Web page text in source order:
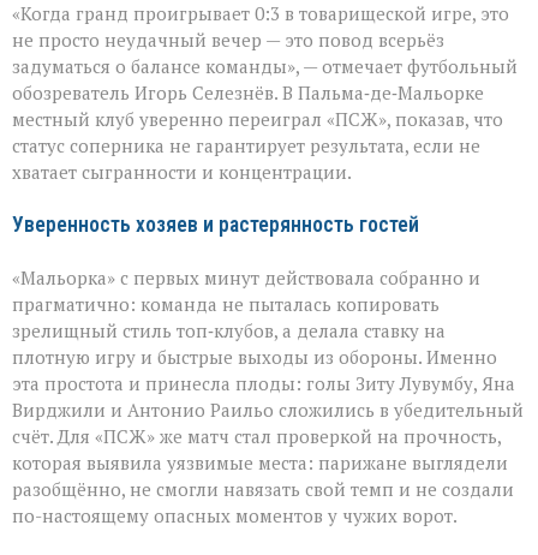
сюрприз
в
Пальме:
«Мальорка»
преподала
урок
«ПСЖ»
«Когда гранд проигрывает 0:3 в товарищеской игре, это
не просто неудачный вечер — это повод всерьёз
задуматься о балансе команды», — отмечает футбольный
обозреватель Игорь Селезнёв. В Пальма‑де‑Мальорке
местный клуб уверенно переиграл «ПСЖ», показав, что
статус соперника не гарантирует результата, если не
хватает сыгранности и концентрации.
Уверенность хозяев и растерянность гостей
«Мальорка» с первых минут действовала собранно и
прагматично: команда не пыталась копировать
зрелищный стиль топ‑клубов, а делала ставку на
плотную игру и быстрые выходы из обороны. Именно
эта простота и принесла плоды: голы Зиту Лувумбу, Яна
Вирджили и Антонио Раильо сложились в убедительный
счёт. Для «ПСЖ» же матч стал проверкой на прочность,
которая выявила уязвимые места: парижане выглядели
разобщённо, не смогли навязать свой темп и не создали
по-настоящему опасных моментов у чужих ворот.